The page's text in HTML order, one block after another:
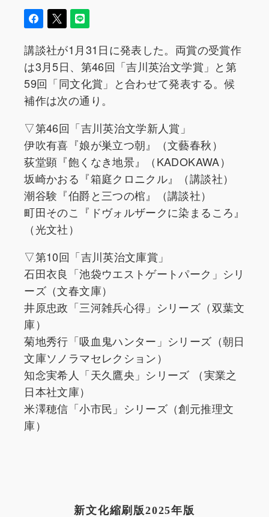
講談社が1月31日に発表した。両賞の受賞作
は3月5日、第46回「吉川英治文学賞」と第
59回「同文化賞」と合わせて発表する。候
補作は次の通り。
▽第46回「吉川英治文学新人賞」
伊吹有喜『娘が巣立つ朝』（文藝春秋）
荻堂顕『飽くなき地景』（KADOKAWA）
坂崎かおる『箱庭クロニクル』（講談社）
潮谷験『伯爵と三つの棺』（講談社）
町田そのこ『ドヴォルザークに染まるころ』
（光文社）
▽第10回「吉川英治文庫賞」
石田衣良「池袋ウエストゲートパーク」シリ
ーズ（文春文庫）
井原忠政「三河雑兵心得」シリーズ（双葉文
庫）
菊地秀行「吸血鬼ハンター」シリーズ（朝日
文庫ソノラマセレクション）
知念実希人「天久鷹央」シリーズ （実業之
日本社文庫）
米澤穂信「小市民」シリーズ（創元推理文
庫）
新文化縮刷版2025年版